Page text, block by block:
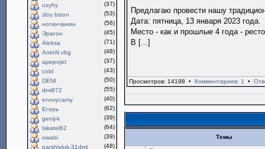
uzyhy
(37)
zloy bizon
(53)
ногинчанин
(56)
Эрагон
(45)
Aleksa
(71)
AntoN vbg
(48)
apepojet
(37)
cobl
(43)
DENI
(50)
dmi972
(55)
enovycamy
(40)
Егерь
(62)
genij-k
(39)
Iskatel62
(64)
owabi
(39)
parshivluk-31dml
(48)
Предлагаю провести нашу
Дата: пятница, 13 января 2023 года.
Место - как и прошлые 4 года -
В [...]
Просмотров: 14198 •Комментариев: 1 •
Темы